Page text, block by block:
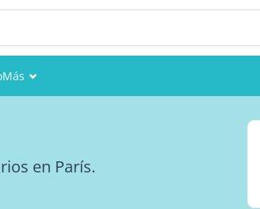
Más
en París.